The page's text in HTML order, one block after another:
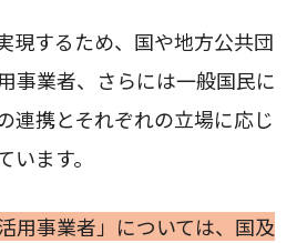
現するため、国や地方公共団
事業者、さらには一般国民に
連携とそれぞれの立場に応じ
います。
用事業者」については、国及